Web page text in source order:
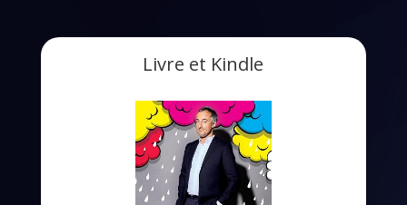
Livre et Kindle